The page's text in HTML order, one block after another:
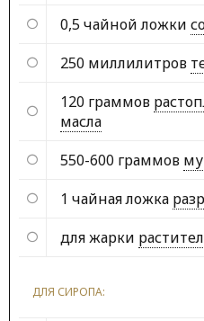
0,5 чайной ложки
250 миллилитров
120 граммов
масла
550-600 граммов
1 чайная ложка
для жарки
ДЛЯ СИРОПА: